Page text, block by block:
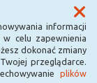
informacji
celu zapewnienia
dokonać zmiany
przeglądarce.
plików
Menu